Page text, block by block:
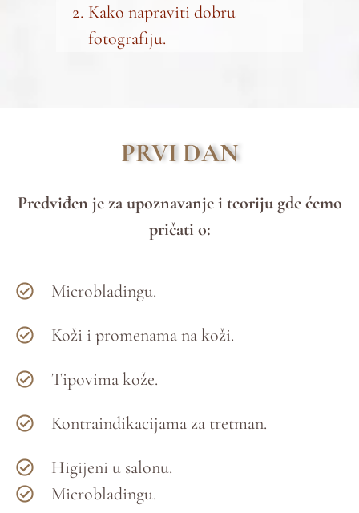
Kako napraviti dobru
fotografiju.
PRVI DAN
Predviđen je za upoznavanje i teoriju gde ćemo
pričati o:
Microbladingu.
Koži i promenama na koži.
Tipovima kože.
Kontraindikacijama za tretman.
Higijeni u salonu.
Microbladingu.